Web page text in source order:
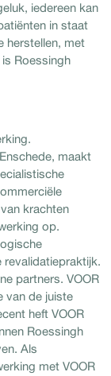
iedereen kan
in staat
herstellen, met
Roessingh
maakt
krachten
op.
revalidatiepraktijk.
partners. VOOR
van de juiste
heft VOOR
Roessingh
Als
met VOOR